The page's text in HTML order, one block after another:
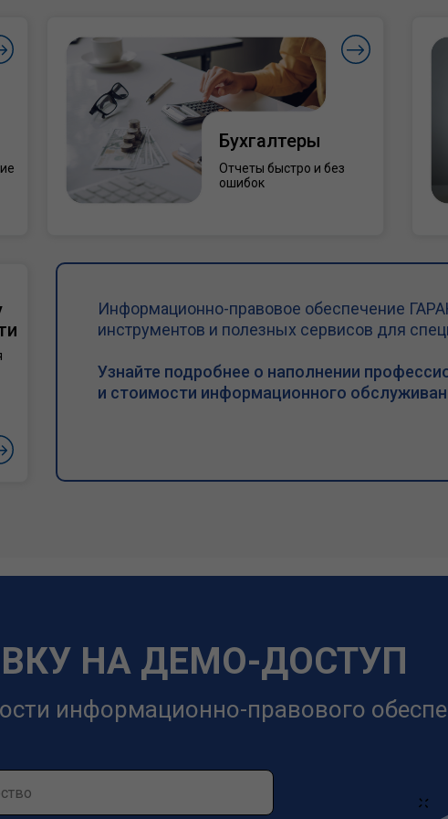
Бухгалтеры
Отчеты быстро и без
ошибок
Информационно-правовое обеспечение
инструментов и полезных сервисов для
Узнайте подробнее о наполнении
и стоимости информационного
информационно-правового
НА ДЕМО-ДОСТУП